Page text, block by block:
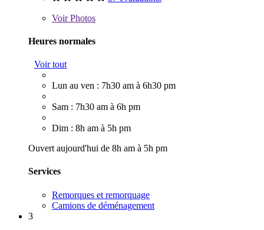
VoirPhotos
Heures normales
Voir tout
Lun au ven : 7h30 am à 6h30 pm
Sam : 7h30 am à 6h pm
Dim : 8h am à 5h pm
Ouvert aujourd'hui de 8h am à 5h pm
Services
Remorques et remorquage
Camions de déménagement
3